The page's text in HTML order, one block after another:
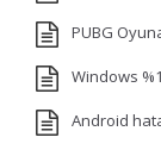
PUBG
Windows
Android